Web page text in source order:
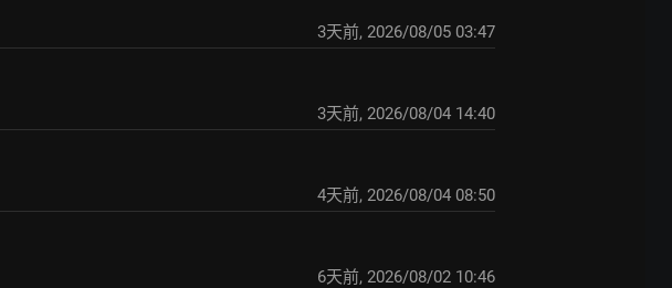
3天前, 2026/08/05 03:47
3天前, 2026/08/04 14:40
4天前, 2026/08/04 08:50
6天前, 2026/08/02 10:46